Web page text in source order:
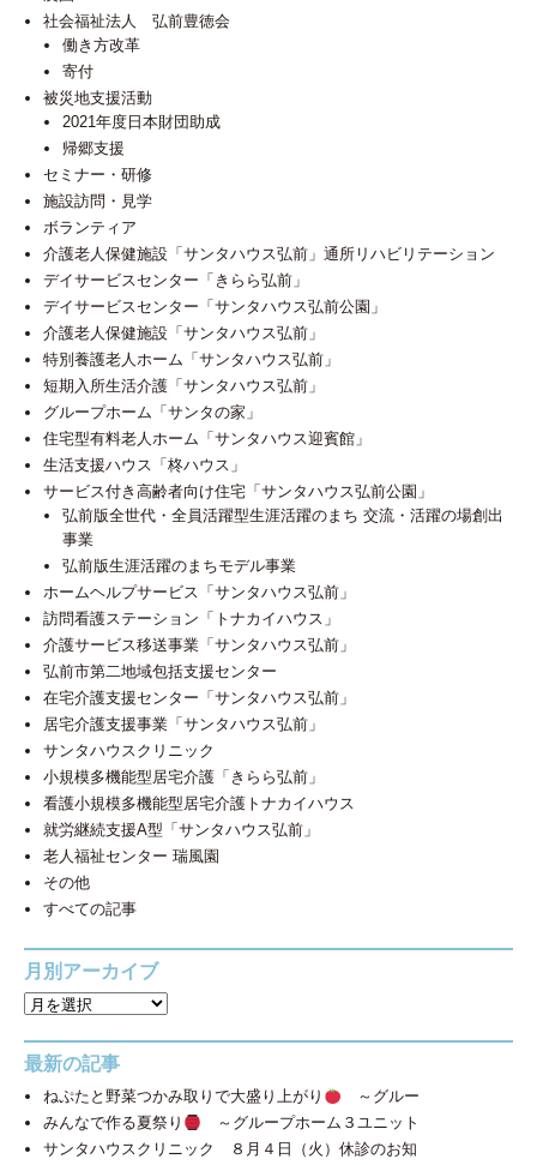
社会福祉法人 弘前豊徳会
働き方改革
寄付
被災地支援活動
2021年度日本財団助成
帰郷支援
セミナー・研修
施設訪問・見学
ボランティア
介護老人保健施設「サンタハウス弘前」通所リハビリテーション
デイサービスセンター「きらら弘前」
デイサービスセンター「サンタハウス弘前公園」
介護老人保健施設「サンタハウス弘前」
特別養護老人ホーム「サンタハウス弘前」
短期入所生活介護「サンタハウス弘前」
グループホーム「サンタの家」
住宅型有料老人ホーム「サンタハウス迎賓館」
生活支援ハウス「柊ハウス」
サービス付き高齢者向け住宅「サンタハウス弘前公園」
弘前版全世代・全員活躍型生涯活躍のまち 交流・活躍の場創出
事業
弘前版生涯活躍のまちモデル事業
ホームヘルプサービス「サンタハウス弘前」
訪問看護ステーション「トナカイハウス」
介護サービス移送事業「サンタハウス弘前」
弘前市第二地域包括支援センター
在宅介護支援センター「サンタハウス弘前」
居宅介護支援事業「サンタハウス弘前」
サンタハウスクリニック
小規模多機能型居宅介護「きらら弘前」
看護小規模多機能型居宅介護トナカイハウス
就労継続支援A型「サンタハウス弘前」
老人福祉センター 瑞風園
その他
すべての記事
月別アーカイブ
最新の記事
ねぷたと野菜つかみ取りで大盛り上がり
～グルー
みんなで作る夏祭り
～グループホーム３ユニット
サンタハウスクリニック ８月４日（火）休診のお知